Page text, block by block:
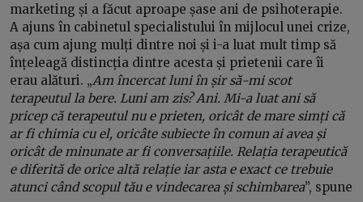
marketing și a făcut aproape șase ani de psihoterapie.
A ajuns în cabinetul specialistului în mijlocul unei crize,
așa cum ajung mulți dintre noi și i-a luat mult timp să
înțeleagă distincția dintre acesta și prietenii care îi
erau alături. „Am încercat luni în șir să-mi scot
terapeutul la bere. Luni am zis? Ani. Mi-a luat ani să
pricep că terapeutul nu e prieten, oricât de mare simți că
ar fi chimia cu el, oricâte subiecte în comun ai avea și
oricât de minunate ar fi conversațiile. Relația terapeutică
e diferită de orice altă relație iar asta e exact ce trebuie
atunci când scopul tău e vindecarea și schimbarea”, spune